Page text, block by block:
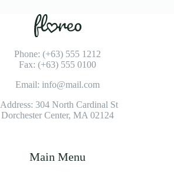
Phone: (+63) 555 1212
Fax: (+63) 555 0100
Email: info@mail.com
Address: 304 North Cardinal St.
Dorchester Center, MA 02124
Main Menu